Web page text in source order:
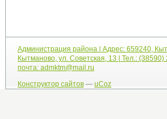
Администрация района | Адрес: 659240,
Кытманово, ул. Советская, 13 | Тел.:
почта: admktm@mail.ru
Конструктор сайтов— uCoz